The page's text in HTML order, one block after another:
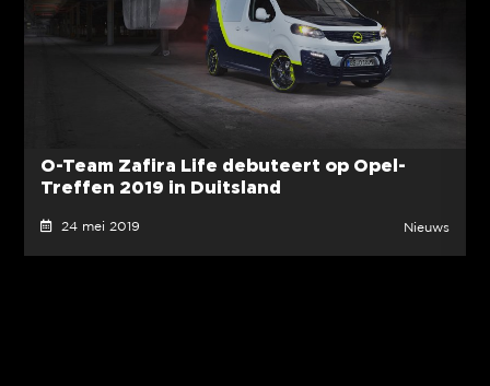
O-Team Zafira Life debuteert op Opel-
Treffen 2019 in Duitsland
24 mei 2019 Nieuws